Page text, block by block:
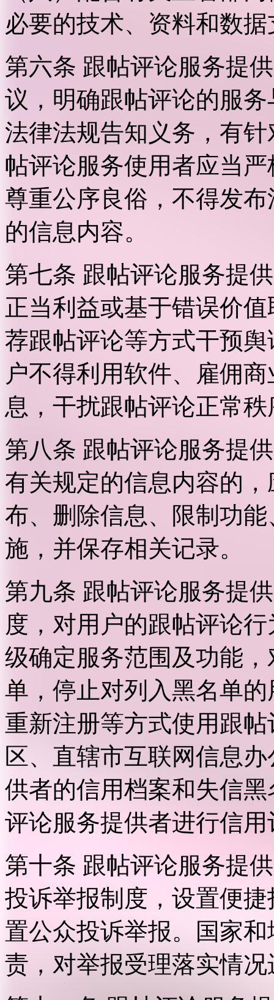
必要的技术、资料和数
第六条 跟帖评论服务提
议，明确跟帖评论的服
法律法规告知义务，有
帖评论服务使用者应当
尊重公序良俗，不得发
的信息内容。
第七条 跟帖评论服务提
正当利益或基于错误价
荐跟帖评论等方式干预
户不得利用软件、雇佣
息，干扰跟帖评论正常
第八条 跟帖评论服务提
有关规定的信息内容的
布、删除信息、限制功
施，并保存相关记录。
第九条 跟帖评论服务提
度，对用户的跟帖评论
级确定服务范围及功能
单，停止对列入黑名单
重新注册等方式使用跟
区、直辖市互联网信息
供者的信用档案和失信
评论服务提供者进行信用
第十条 跟帖评论服务提
投诉举报制度，设置便
置公众投诉举报。国家
责，对举报受理落实情